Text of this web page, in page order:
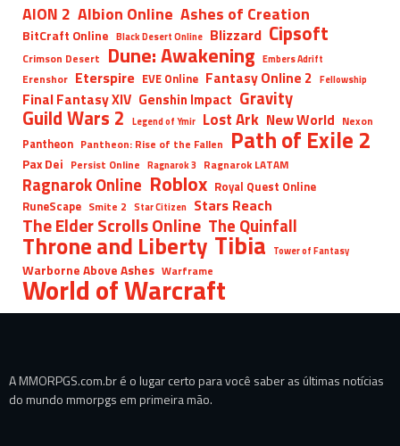
AION 2 Albion Online Ashes of Creation
BitCraft Online Black Desert Online Blizzard Cipsoft
Crimson Desert Dune: Awakening Embers Adrift
Erenshor Eterspire EVE Online Fantasy Online 2 Fellowship
Final Fantasy XIV Genshin Impact Gravity
Guild Wars 2 Legend of Ymir Lost Ark New World Nexon
Pantheon Pantheon: Rise of the Fallen Path of Exile 2
Pax Dei Persist Online Ragnarok 3 Ragnarok LATAM
Ragnarok Online Roblox Royal Quest Online
RuneScape Smite 2 Star Citizen Stars Reach
The Elder Scrolls Online The Quinfall
Throne and Liberty Tibia Tower of Fantasy
Warborne Above Ashes Warframe
World of Warcraft
A MMORPGS.com.br é o lugar certo para você saber as últimas notícias
do mundo mmorpgs em primeira mão.